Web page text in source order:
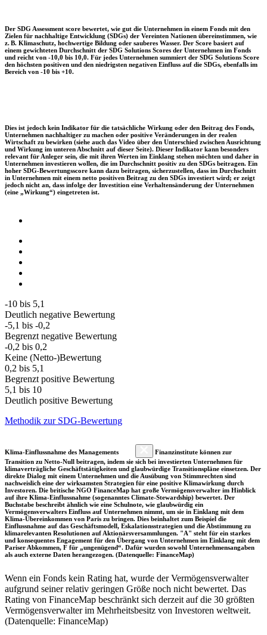
Der SDG Assessment score bewertet, wie gut die Unternehmen in einem Fonds mit den
Zielen für nachhaltige Entwicklung (SDGs) der Vereinten Nationen übereinstimmen, wie
z. B. Klimaschutz, hochwertige Bildung oder sauberes Wasser. Der Score basiert auf
einem gewichteten Durchschnitt der SDG Solutions Scores der Unternehmen im Fonds
und reicht von -10,0 bis 10,0. Für jedes Unternehmen summiert der SDG Solutions Score
den höchsten positiven und den niedrigsten negativen Einfluss auf die SDGs, ebenfalls im
Bereich von -10 bis +10.
Dies ist jedoch kein Indikator für die tatsächliche Wirkung oder den Beitrag des Fonds,
Unternehmen nachhaltiger zu machen oder positive Veränderungen in der realen
Wirtschaft zu bewirken (siehe auch das Video über den Unterschied zwischen Ausrichtung
und Wirkung im unteren Abschnitt auf dieser Seite). Dieser Indikator kann besonders
relevant für Anleger sein, die mit ihren Werten im Einklang stehen möchten und daher in
Unternehmen investieren wollen, die im Durchschnitt positiv zu den SDGs beitragen. Ein
hoher SDG-Bewertungsscore kann dazu beitragen, sicherzustellen, dass im Durchschnitt
in Unternehmen mit einem netto positiven Beitrag zu den SDGs investiert wird; er zeigt
jedoch nicht an, dass infolge der Investition eine Verhaltensänderung der Unternehmen
(eine „Wirkung“) eingetreten ist.
-10 bis 5,1
Deutlich negative Bewertung
-5,1 bis -0,2
Begrenzt negative Bewertung
-0,2 bis 0,2
Keine (Netto-)Bewertung
0,2 bis 5,1
Begrenzt positive Bewertung
5,1 bis 10
Deutlich positive Bewertung
Methodik zur SDG-Bewertung
Klima-Einflussnahme des Managements
Finanzinstitute können zur
Transition zu Netto-Null beitragen, indem sie sich bei investierten Unternehmen für
klimaverträgliche Geschäftstätigkeiten und glaubwürdige Transitionspläne einsetzen. Der
direkte Dialog mit einem Unternehmen und die Ausübung von Stimmrechten sind
nachweislich eine der wirksamsten Strategien für eine positive Klimawirkung durch
Investoren. Die britische NGO FinanceMap hat große Vermögensverwalter im Hinblick
auf ihre Klima-Einflussnahme (sogenanntes Climate-Stewardship) bewertet. Der
Buchstabe beschreibt ähnlich wie eine Schulnote, wie glaubwürdig ein
Vermögensverwalters Einfluss auf Unternehmen nimmt, um sie in Einklang mit dem
Klima-Übereinkommen von Paris zu bringen. Dies beinhaltet zum Beispiel die
Einflussnahme auf das Geschäftsmodell, Eskalationsstrategien und die Abstimmung zu
klimarelevanten Resolutionen auf Aktionärsversammlungen. "A" steht für ein starkes
und konsequentes Engagement für den Übergang von Unternehmen im Einklang mit dem
Pariser Abkommen, F für „ungenügend“. Dafür wurden sowohl Unternehmensangaben
als auch externe Daten herangezogen. (Datenquelle: FinanceMap)
Wenn ein Fonds kein Rating hat, wurde der Vermögensverwalter
aufgrund seiner relativ geringen Größe noch nicht bewertet. Das
Rating von FinanceMap beschränkt sich derzeit auf die 30 größten
Vermögensverwalter im Mehrheitsbesitz von Investoren weltweit.
(Datenquelle: FinanceMap)